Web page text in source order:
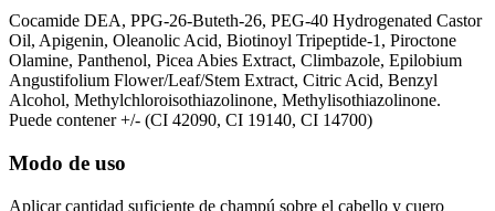
Cocamide DEA, PPG-26-Buteth-26, PEG-40 Hydrogenated Castor
Oil, Apigenin, Oleanolic Acid, Biotinoyl Tripeptide-1, Piroctone
Olamine, Panthenol, Picea Abies Extract, Climbazole, Epilobium
Angustifolium Flower/Leaf/Stem Extract, Citric Acid, Benzyl
Alcohol, Methylchloroisothiazolinone, Methylisothiazolinone.
Puede contener +/- (CI 42090, CI 19140, CI 14700)
Modo de uso
Aplicar cantidad suficiente de champú sobre el cabello y cuero